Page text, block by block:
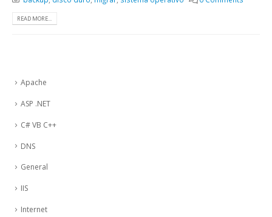
READ MORE...
Apache
ASP .NET
C# VB C++
DNS
General
IIS
Internet